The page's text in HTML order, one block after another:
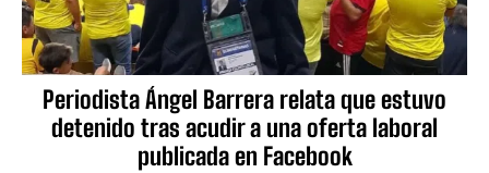
Periodista Ángel Barrera relata que estuvo
detenido tras acudir a una oferta laboral
publicada en Facebook